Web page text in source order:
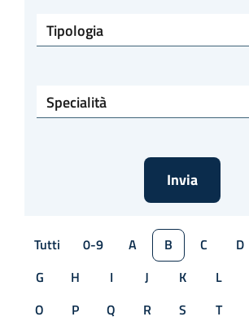
Tipologia
Specialità
Tutti 0-9 A B C D
G
H I J K L
O
P Q R S T